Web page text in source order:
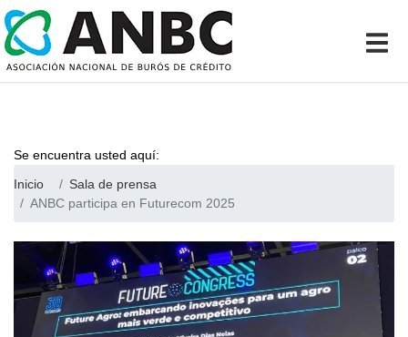
Se encuentra usted aquí:
Inicio
Sala de prensa
ANBC participa en Futurecom 2025